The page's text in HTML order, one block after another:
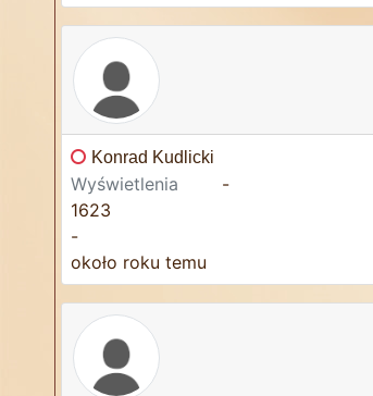
Konrad Kudlicki
Wyświetlenia
1623
-
około roku temu
-